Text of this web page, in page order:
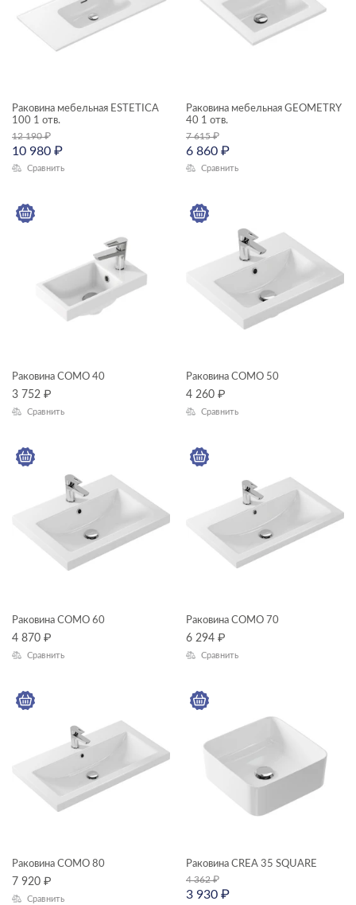
Раковина мебельная ESTETICA
100 1 отв.
12 190₽
10 980 ₽
Сравнить
Раковина мебельная GEOMETRY
40 1 отв.
7 615₽
6 860 ₽
Сравнить
Раковина COMO 40
3 752 ₽
Сравнить
Раковина COMO 50
4 260 ₽
Сравнить
Раковина COMO 60
4 870 ₽
Сравнить
Раковина COMO 70
6 294 ₽
Сравнить
Раковина COMO 80
7 920 ₽
Сравнить
Раковина CREA 35 SQUARE
4 362₽
3 930 ₽